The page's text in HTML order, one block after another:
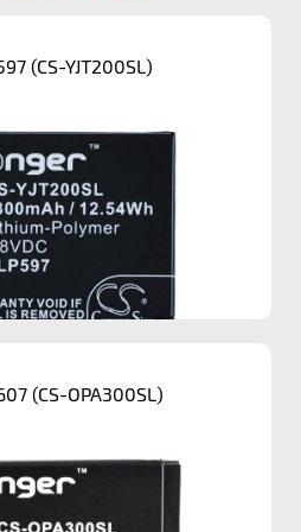
(CS-YJT200SL)
(CS-OPA300SL)